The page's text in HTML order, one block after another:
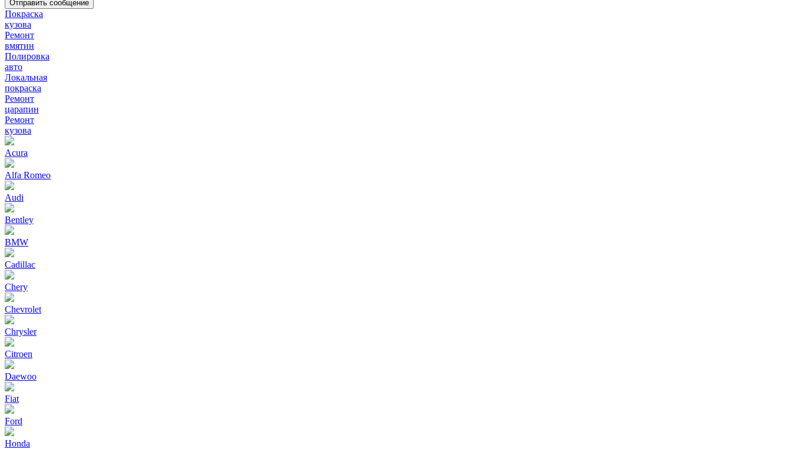
Покраска
кузова
Ремонт
вмятин
Полировка
авто
Локальная
покраска
Ремонт
царапин
Ремонт
кузова
Acura
Alfa Romeo
Audi
Bentley
BMW
Cadillac
Chery
Chevrolet
Chrysler
Citroen
Daewoo
Fiat
Ford
Honda